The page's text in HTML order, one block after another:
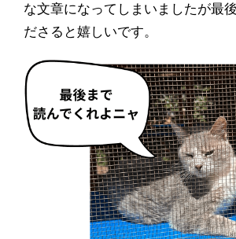
な文章になってしまいましたが最
ださると嬉しいです。